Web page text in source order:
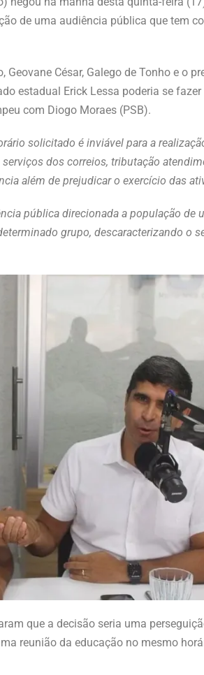
de uma audiência pública que tem
César, Galego de Tonho e o
estadual Erick Lessa poderia se
com Diogo Moraes (PSB).
solicitado é inviável para a
dos correios, tributação
além de prejudicar o exercício das
pública direcionada a população de
grupo, descaracterizando o
que a decisão seria uma
reunião da educação no mesmo